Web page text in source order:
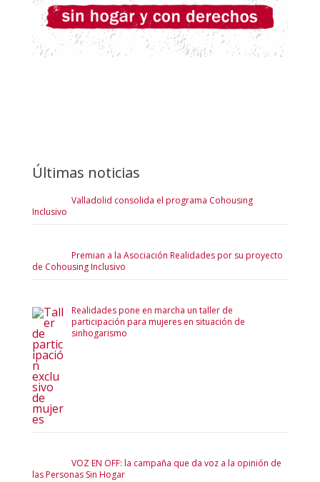
Últimas noticias
Valladolid consolida el programa Cohousing
Inclusivo
Premian a la Asociación Realidades por su proyecto
de Cohousing Inclusivo
Realidades pone en marcha un taller de
participación para mujeres en situación de
sinhogarismo
VOZ EN OFF: la campaña que da voz a la opinión de
las Personas Sin Hogar